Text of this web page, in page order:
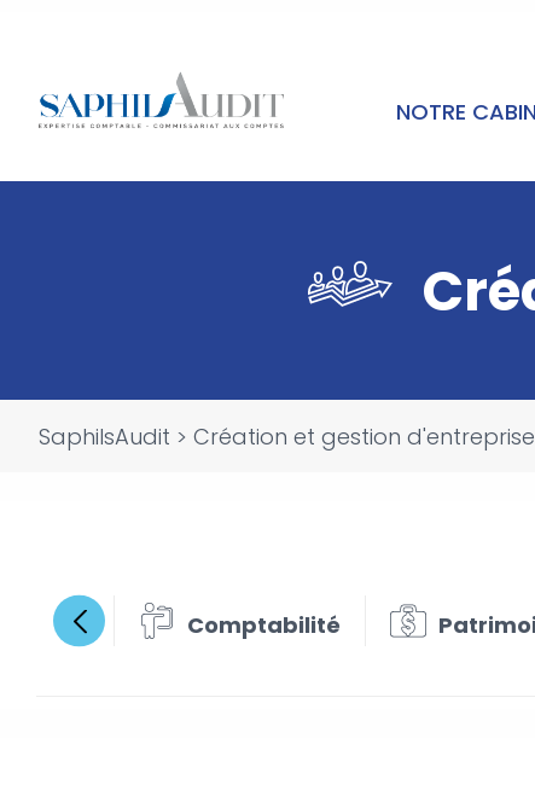
NOTRE
SaphilsAudit > Création et gestion d'entreprise
Comptabilité